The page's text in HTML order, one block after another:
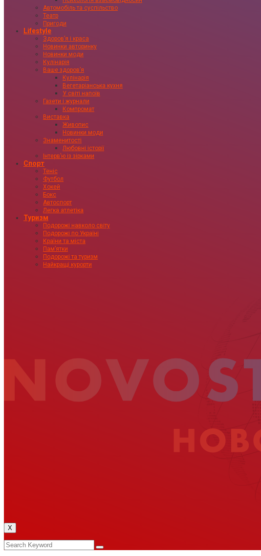
Автомобіль та суспільство
Театр
Пригоди
Lifestyle
Здоровʼя і краса
Новинки авторинку
Новинки моди
Кулінарія
Ваше здоровʼя
Кулінарія
Вегетаріанська кухня
У світі напоїв
Газети і журнали
Компромат
Виставка
Живопис
Новинки моди
Знаменитості
Любовні історії
Інтервʼю із зірками
Спорт
Теніс
Футбол
Хокей
Бокс
Автоспорт
Легка атлетіка
Туризм
Подорожі навколо світу
Подорожі по Україні
Країни та міста
Пам’ятки
Подорожі та туризм
Найкращі курорти
X